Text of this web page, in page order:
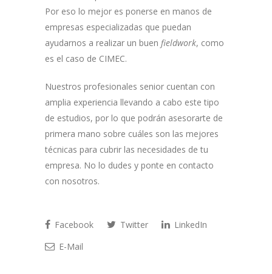
Por eso lo mejor es ponerse en manos de
empresas especializadas que puedan
ayudarnos a realizar un buen fieldwork, como
es el caso de CIMEC.
Nuestros profesionales senior cuentan con
amplia experiencia llevando a cabo este tipo
de estudios, por lo que podrán asesorarte de
primera mano sobre cuáles son las mejores
técnicas para cubrir las necesidades de tu
empresa. No lo dudes y ponte en contacto
con nosotros.
Facebook Twitter
LinkedIn
E-Mail